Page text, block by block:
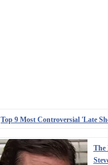
Top 9 Most Controversial 'Late
The